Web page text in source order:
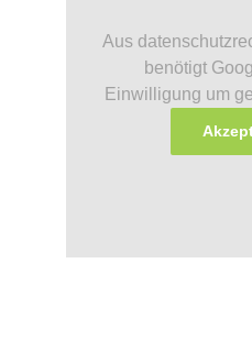
Aus
benötigt
Einwilligung um